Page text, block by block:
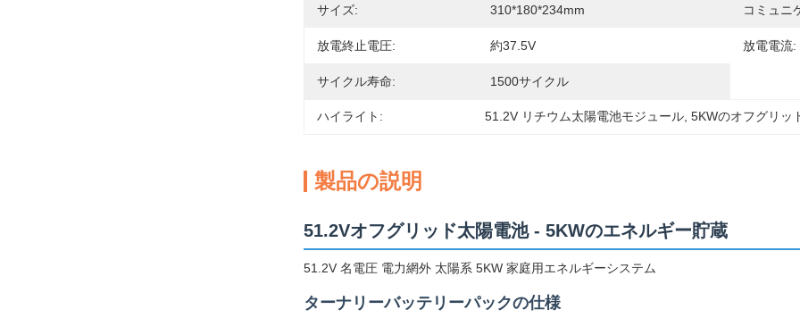
サイズ: 310*180*234mm コミュニ
放電終止電圧: 約37.5V 放電電流:
サイクル寿命: 1500サイクル
ハイライト: 51.2V リチウム太陽電池モジュール , 5KWのオフグリッ
製品の説明
51.2Vオフグリッド太陽電池 - 5KWのエネルギー貯蔵
51.2V 名電圧 電力網外 太陽系 5KW 家庭用エネルギーシステム
ターナリーバッテリーパックの仕様